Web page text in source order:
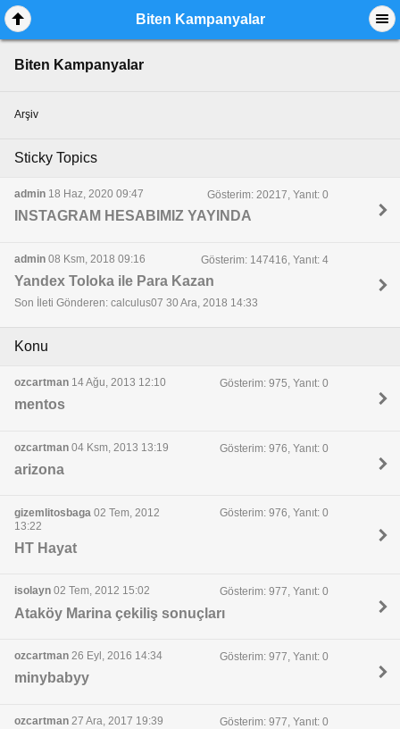
Biten Kampanyalar
Biten Kampanyalar
Arşiv
Sticky Topics
admin 18 Haz, 2020 09:47 Gösterim: 20217, Yanıt: 0
INSTAGRAM HESABIMIZ YAYINDA
admin 08 Ksm, 2018 09:16 Gösterim: 147416, Yanıt: 4
Yandex Toloka ile Para Kazan
Son İleti Gönderen: calculus07 30 Ara, 2018 14:33
Konu
ozcartman 14 Ağu, 2013 12:10 Gösterim: 975, Yanıt: 0
mentos
ozcartman 04 Ksm, 2013 13:19 Gösterim: 976, Yanıt: 0
arizona
gizemlitosbaga 02 Tem, 2012
13:22
Gösterim: 976, Yanıt: 0
HT Hayat
isolayn 02 Tem, 2012 15:02 Gösterim: 977, Yanıt: 0
Ataköy Marina çekiliş sonuçları
ozcartman 26 Eyl, 2016 14:34 Gösterim: 977, Yanıt: 0
minybabyy
ozcartman 27 Ara, 2017 19:39 Gösterim: 977, Yanıt: 0